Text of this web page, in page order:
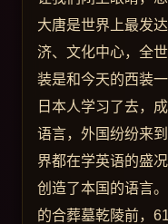
大唐是世界上最发
济、文化中心，全
装是和今天的西装
日本人学习了去，
语言，外国纷纷来
界都在学英语的盛
创造了本国的语言
的合葬墓乾陵前，